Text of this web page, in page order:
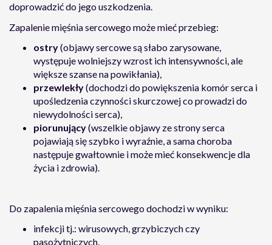
doprowadzić do jego uszkodzenia.
Zapalenie mięśnia sercowego może mieć przebieg:
ostry(objawy sercowe są słabo zarysowane,
występuje wolniejszy wzrost ich intensywności, ale
większe szanse na powikłania),
przewlekły(dochodzi do powiększenia komór serca i
upośledzenia czynności skurczowej co prowadzi do
niewydolności serca),
piorunujący(wszelkie objawy ze strony serca
pojawiają się szybko i wyraźnie, a sama choroba
następuje gwałtownie i może mieć konsekwencje dla
życia i zdrowia).
Do zapalenia mięśnia sercowego dochodzi w wyniku:
infekcji tj.: wirusowych, grzybiczych czy
pasożytniczych,